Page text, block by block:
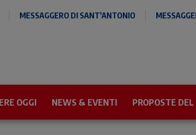
MESSAGGERO DI SANT'ANTONIO
OGGI NEWS & EVENTI PROPOSTE DEL